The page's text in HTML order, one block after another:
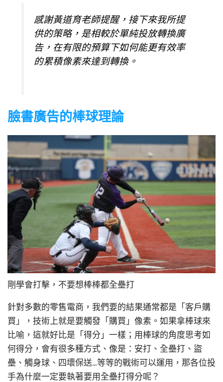
感謝黃道育老師提醒，接下來我所提
供的策略，是相較於單純投放轉換廣
告，在有限的預算下如何能更有效率
的累積像素來達到轉換。
臉書廣告的棒球理論
剛學會打擊，不要想棒棒都全壘打
針對多數的零售電商，我們要的結果通常都是「客戶購
買」，技術上就是要觸發「購買」像素。如果拿棒球來
比喻，這就好比是「得分」一樣；用棒球的角度思考如
何得分，會有很多種方式、像是：安打、全壘打、盜
壘、觸身球、四壞保送…等等的戰術可以運用，那各位投
手為什麼一定要執著要用全壘打得分呢？